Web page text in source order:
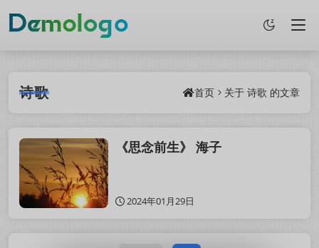
诗歌 首页 关于 诗歌 的文章
《思念前生》 海子
2024年01月29日